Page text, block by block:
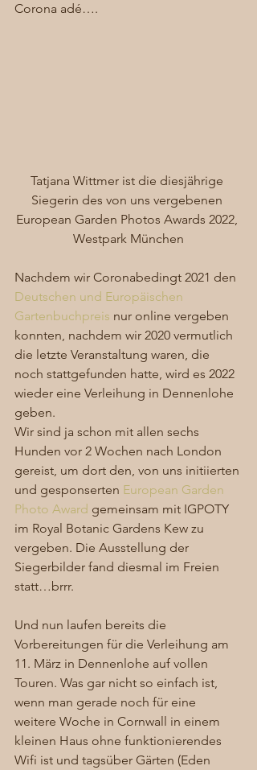
Corona adé….
Tatjana Wittmer ist die diesjährige
Siegerin des von uns vergebenen
European Garden Photos Awards 2022,
Westpark München
Nachdem wir Coronabedingt 2021 den
Deutschen und Europäischen
Gartenbuchpreis nur online vergeben
konnten, nachdem wir 2020 vermutlich
die letzte Veranstaltung waren, die
noch stattgefunden hatte, wird es 2022
wieder eine Verleihung in Dennenlohe
geben.
Wir sind ja schon mit allen sechs
Hunden vor 2 Wochen nach London
gereist, um dort den, von uns initiierten
und gesponserten European Garden
Photo Award gemeinsam mit IGPOTY
im Royal Botanic Gardens Kew zu
vergeben. Die Ausstellung der
Siegerbilder fand diesmal im Freien
statt…brrr.
Und nun laufen bereits die
Vorbereitungen für die Verleihung am
11. März in Dennenlohe auf vollen
Touren. Was gar nicht so einfach ist,
wenn man gerade noch für eine
weitere Woche in Cornwall in einem
kleinen Haus ohne funktionierendes
Wifi ist und tagsüber Gärten (Eden